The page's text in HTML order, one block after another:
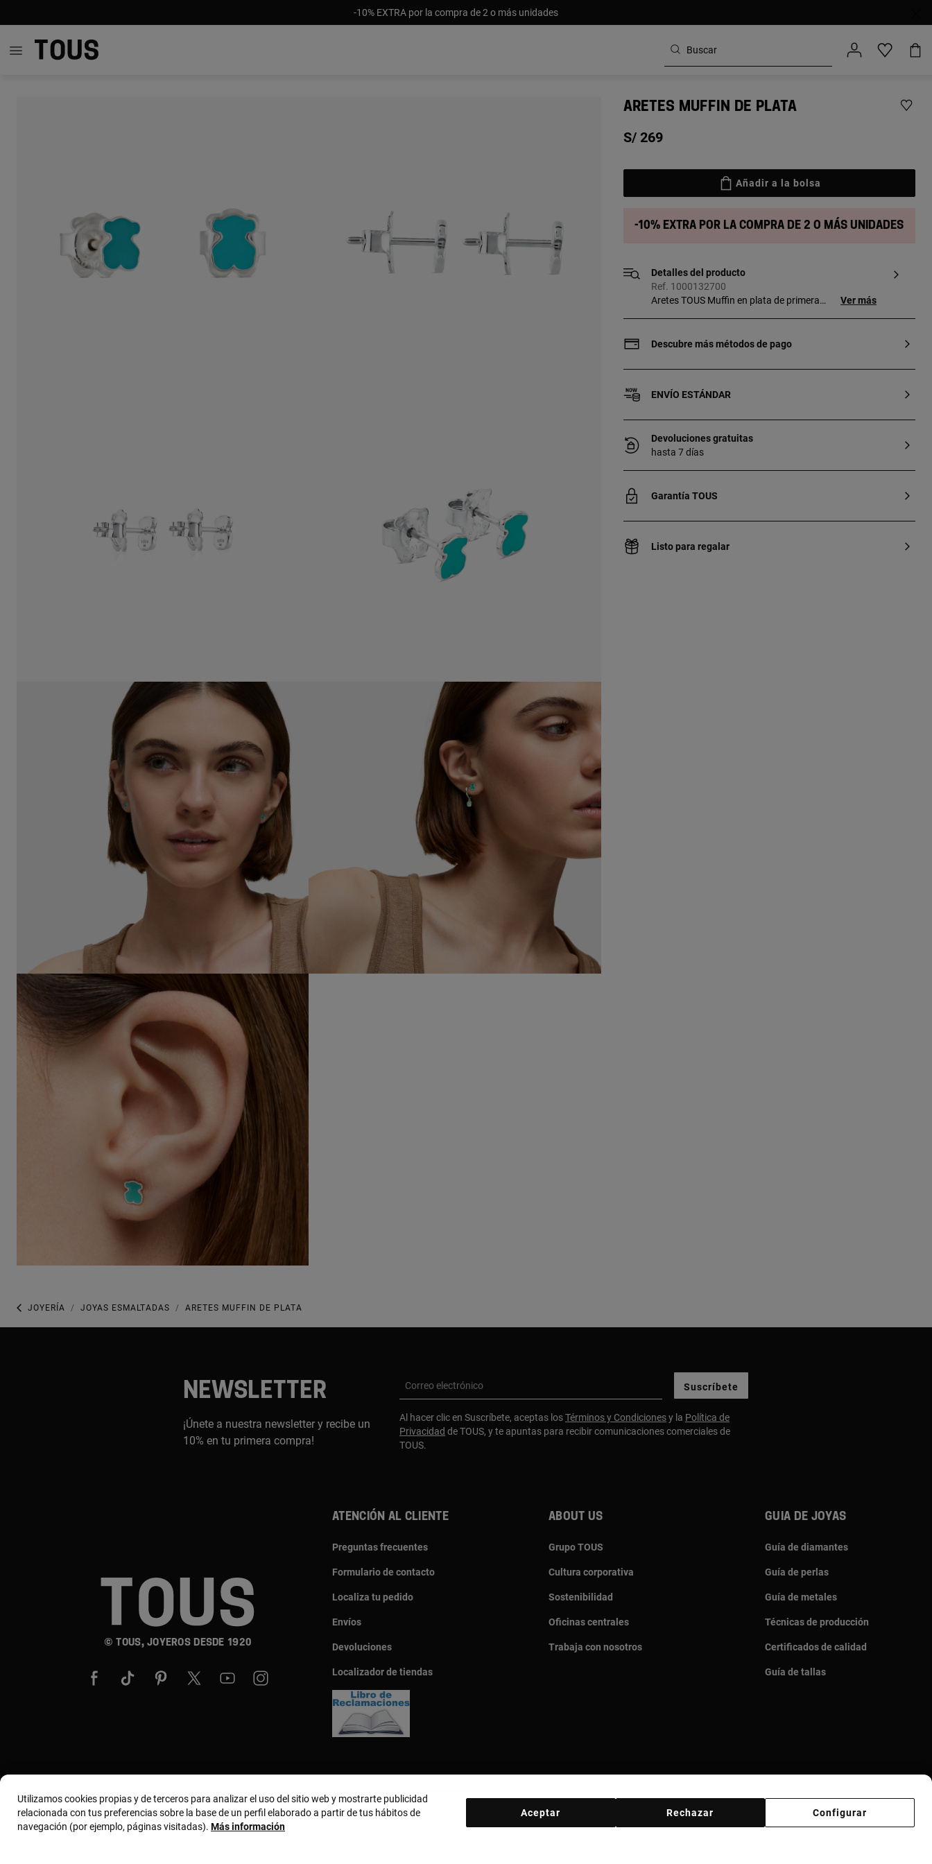
-10% EXTRA por la compra de 2 o más unidades
ARETES MUFFIN DE PLATA
S/ 269
Añadir a la bolsa
-10% extra por la compra de 2 o más unidades
Detalles del producto
Ref. 1000132700
Aretes TOUS Muffin en plata de primera
Ver más
Descubre más métodos de pago
ENVÍO ESTÁNDAR
Devoluciones gratuitas
hasta 7 días
Garantía TOUS
Listo para regalar
JOYERÍA JOYAS ESMALTADAS ARETES MUFFIN DE PLATA
NEWSLETTER
¡Únete a nuestra newsletter y recibe un
10% en tu primera compra!
Correo electrónico Suscríbete
Al hacer clic en Suscríbete, aceptas losTérminos y Condicionesy la Política de
Privacidad de TOUS, y te apuntas para recibir comunicaciones comerciales de
TOUS.
© TOUS, JOYEROS DESDE 1920
Atención al cliente
Preguntas frecuentes
Formulario de contacto
Localiza tu pedido
Envíos
Devoluciones
Localizador de tiendas
About us
Grupo TOUS
Cultura corporativa
Sostenibilidad
Oficinas centrales
Trabaja con nosotros
Guia de joyas
Guía de diamantes
Guía de perlas
Guía de metales
Técnicas de producción
Certificados de calidad
Guía de tallas
País y moneda: Perú / Peruvian Sol
Utilizamos cookies propias y de terceros para analizar el uso del sitio web y mostrarte publicidad
relacionada con tus preferencias sobre la base de un perfil elaborado a partir de tus hábitos de
navegación (por ejemplo, páginas visitadas). Más información
Configurar
Rechazar
Aceptar